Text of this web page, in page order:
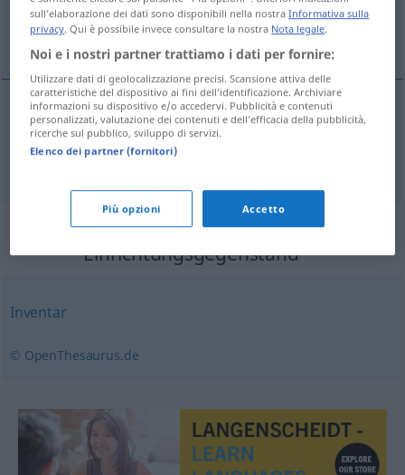
objet d’ameublement
objetmd’ameublement
Einrichtungsgegenstand
Sinonimi per
"Einrichtungsgegenstand"
Inventar
© OpenThesaurus.de
sull’elaborazione dei dati sono disponibili nella nostraInformativa sulla
privacy. Qui è possibile invece consultare la nostra Nota legale.
Noi e i nostri partner trattiamo i dati per fornire:
Utilizzare dati di geolocalizzazione precisi. Scansione attiva delle
caratteristiche del dispositivo ai fini dell’identificazione. Archiviare
informazioni su dispositivo e/o accedervi. Pubblicità e contenuti
personalizzati, valutazione dei contenuti e dell’efficacia della pubblicità,
ricerche sul pubblico, sviluppo di servizi.
Elenco dei partner (fornitori)
Più opzioni Accetto